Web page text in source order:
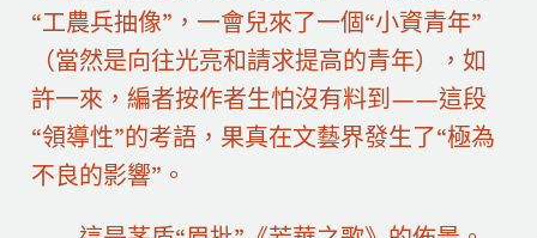
“工農兵抽像”，一會兒來了一個“小資青年”
（當然是向往光亮和請求提高的青年），如
許一來，編者按作者生怕沒有料到——這段
“領導性”的考語，果真在文藝界發生了“極為
不良的影響”。